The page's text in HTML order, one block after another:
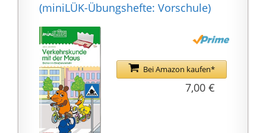
(miniLÜK-Übungshefte: Vorschule)
Bei Amazon kaufen*
7,00 €